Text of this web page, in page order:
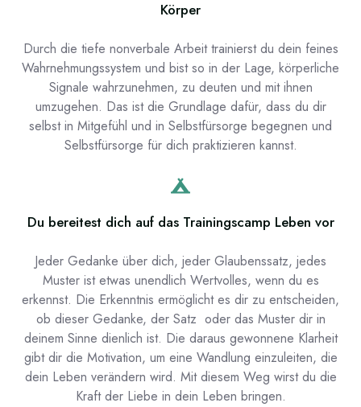
Körper
Durch die tiefe nonverbale Arbeit trainierst du dein feines
Wahrnehmungssystem und bist so in der Lage, körperliche
Signale wahrzunehmen, zu deuten und mit ihnen
umzugehen. Das ist die Grundlage dafür, dass du dir
selbst in Mitgefühl und in Selbstfürsorge begegnen und
Selbstfürsorge für dich praktizieren kannst.
Du bereitest dich auf das Trainingscamp Leben vor
Jeder Gedanke über dich, jeder Glaubenssatz, jedes
Muster ist etwas unendlich Wertvolles, wenn du es
erkennst. Die Erkenntnis ermöglicht es dir zu entscheiden,
ob dieser Gedanke, der Satz oder das Muster dir in
deinem Sinne dienlich ist. Die daraus gewonnene Klarheit
gibt dir die Motivation, um eine Wandlung einzuleiten, die
dein Leben verändern wird. Mit diesem Weg wirst du die
Kraft der Liebe in dein Leben bringen.